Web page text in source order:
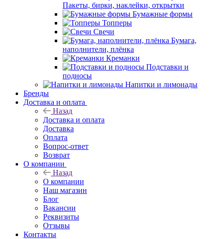
Пакеты, бирки, наклейки, открытки
Бумажные формы
Топперы
Свечи
Бумага,
наполнители, плёнка
Креманки
Подставки и
подносы
Напитки и лимонады
Бренды
Доставка и оплата
Назад
Доставка и оплата
Доставка
Оплата
Вопрос-ответ
Возврат
О компании
Назад
О компании
Наш магазин
Блог
Вакансии
Реквизиты
Отзывы
Контакты